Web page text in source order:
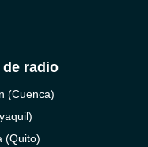
de radio
(Cuenca)
(Quito)